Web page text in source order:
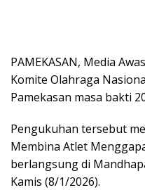
PAMEKASAN, Media
Komite Olahraga
Pamekasan masa bakti
Pengukuhan tersebut
Membina Atlet
berlangsung di
Kamis (8/1/2026).